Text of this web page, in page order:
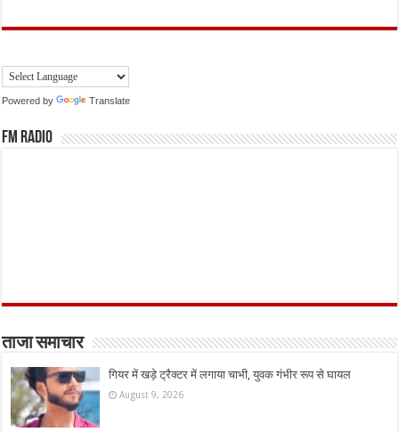
Powered by Translate
FM Radio
ताजा समाचार
गियर में खड़े ट्रैक्टर में लगाया चाभी, युवक गंभीर रूप से घायल
August 9, 2026